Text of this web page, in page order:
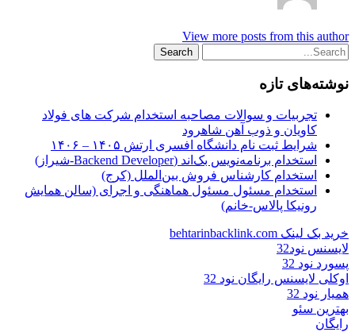
View more posts from this author
نوشته‌های تازه
تجربیات و سوالات مصاحبه استخدام شرکت های فولاد
کاویان و ذوب آهن شاهرود
شرایط ثبت نام دانشگاه افسری ارتش ۱۴۰۵ – ۱۴۰۶
استخدام برنامه‌نویس بک‌اند (Backend Developer-شیراز)
استخدام کارشناس فروش بین‌الملل (کرج)
استخدام مسئول مسئول هماهنگی و اجرای (سالن همایش
رونیکا پالاس-خانم)
خرید بک لینک behtarinbacklink.com
لایسنس نود32
پسورد نود 32
اوکلی لایسنس رایگان نود 32
همیار نود 32
بهترین سئو
رایگان